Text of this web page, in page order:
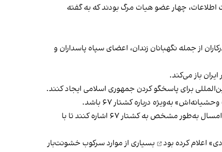
چهار عضو هیات مرگ بودند که به گفته
از جمله نگهبانان زندان، اعضای سپاه پاسداران و
باز می‌کند.
برای پاسخگو کردن جمهوری اسلامی ایجاد کنند.
به‌ویژه درباره کشتار ۶۷ باشد.
امضاکنندگان بیانیه همچنین از دولت کانادا و دیگر حامیان قطعنامه سالانه کمیته سوم سازمان ملل خواستند در قطعنامه امسال به‌طور مشخص به کشتار ۶۷ اشاره کنند تا با
اعلام کرده بود
بسیاری از موارد سرکوب خشونت‌بار